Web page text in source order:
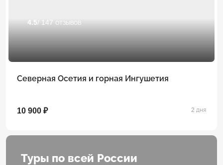
4.5/ 147 отзывов
Северная Осетия и горная Ингушетия
10 900 ₽ 2 дня
Туры по всей России